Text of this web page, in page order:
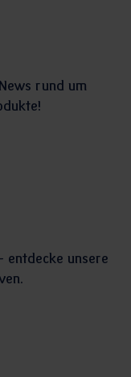
rund um
entdecke unsere